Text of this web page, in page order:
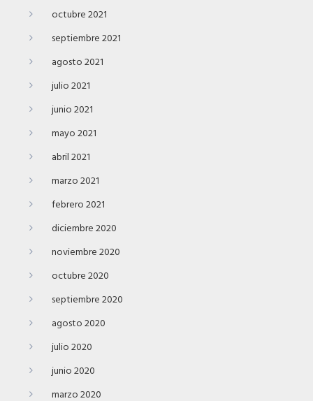
octubre 2021
septiembre 2021
agosto 2021
julio 2021
junio 2021
mayo 2021
abril 2021
marzo 2021
febrero 2021
diciembre 2020
noviembre 2020
octubre 2020
septiembre 2020
agosto 2020
julio 2020
junio 2020
marzo 2020